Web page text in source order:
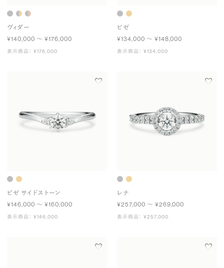
ヴィダー
¥140,000 〜 ¥176,000
表示商品： ¥176,000
ビゼ
¥134,000 〜 ¥148,000
表示商品： ¥134,000
ビゼ サイドストーン
¥146,000 〜 ¥160,000
表示商品： ¥146,000
レナ
¥257,000 〜 ¥269,000
表示商品： ¥257,000